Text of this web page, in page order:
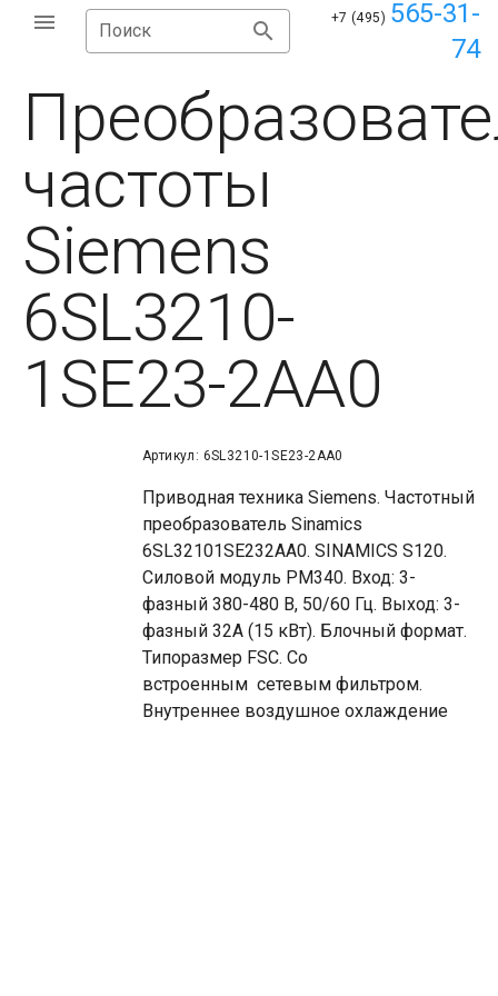
Поиск
+7 (495) 565-31-
74
частоты
Siemens
6SL3210-
1SE23-2AA0
Артикул: 6SL3210-1SE23-2AA0
Приводная техника Siemens. Частотный
преобразователь Sinamics
6SL32101SE232AA0. SINAMICS S120.
Силовой модуль PM340. Вход: 3-
фазный 380-480 В, 50/60 Гц. Выход: 3-
фазный 32A (15 кВт). Блочный формат.
Типоразмер FSC. Со
встроенным сетевым фильтром.
Внутреннее воздушное охлаждение